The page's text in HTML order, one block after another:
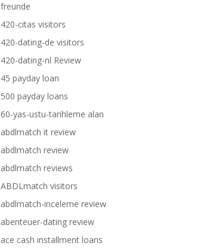
freunde
420-citas visitors
420-dating-de visitors
420-dating-nl Review
45 payday loan
500 payday loans
60-yas-ustu-tarihleme alan
abdlmatch it review
abdlmatch review
abdlmatch reviews
ABDLmatch visitors
abdlmatch-inceleme review
abenteuer-dating review
ace cash installment loans